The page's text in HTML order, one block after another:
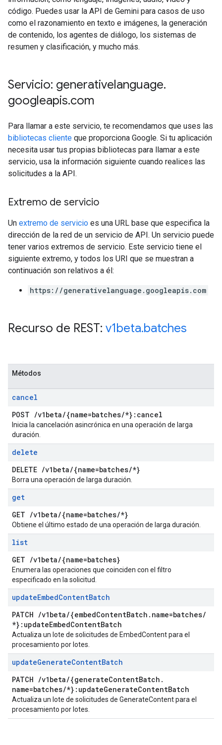
código. Puedes usar la API de Gemini para casos de uso
como el razonamiento en texto e imágenes, la generación
de contenido, los agentes de diálogo, los sistemas de
resumen y clasificación, y mucho más.
Servicio: generativelanguage.
googleapis.com
Para llamar a este servicio, te recomendamos que uses las
bibliotecas cliente que proporciona Google. Si tu aplicación
necesita usar tus propias bibliotecas para llamar a este
servicio, usa la información siguiente cuando realices las
solicitudes a la API.
Extremo de servicio
Un extremo de servicio es una URL base que especifica la
dirección de la red de un servicio de API. Un servicio puede
tener varios extremos de servicio. Este servicio tiene el
siguiente extremo, y todos los URI que se muestran a
continuación son relativos a él:
https://generativelanguage.googleapis.com
Recurso de REST: v1beta.batches
Métodos
cancel
POST /v1beta/{name=batches/*}:cancel
Inicia la cancelación asincrónica en una operación de larga
duración.
delete
DELETE /v1beta/{name=batches/*}
Borra una operación de larga duración.
get
GET /v1beta/{name=batches/*}
Obtiene el último estado de una operación de larga duración.
list
GET /v1beta/{name=batches}
Enumera las operaciones que coinciden con el filtro
especificado en la solicitud.
updateEmbedContentBatch
PATCH /v1beta/{embedContentBatch . name=batches/
*}:updateEmbedContentBatch
Actualiza un lote de solicitudes de EmbedContent para el
procesamiento por lotes.
updateGenerateContentBatch
PATCH /v1beta/{generateContentBatch .
name=batches/*}:updateGenerateContentBatch
Actualiza un lote de solicitudes de GenerateContent para el
procesamiento por lotes.